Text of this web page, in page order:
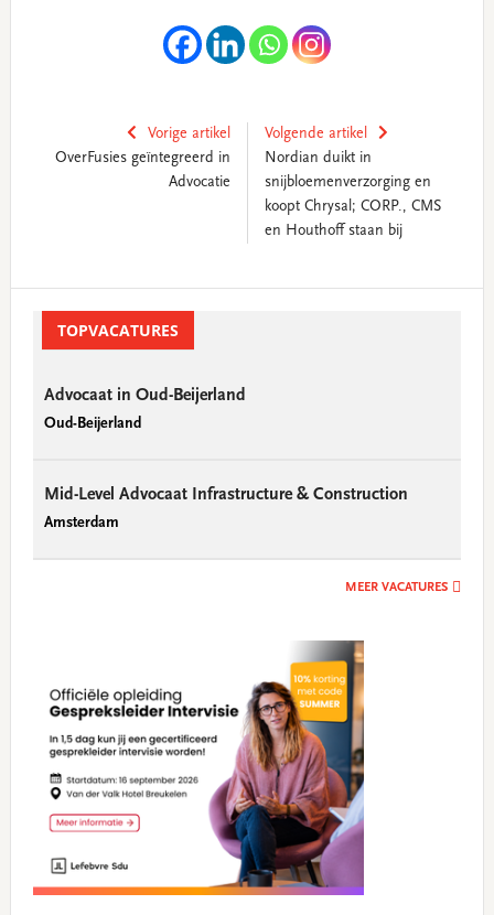
Vorige artikel
OverFusies geïntegreerd in
Advocatie
Volgende artikel
Nordian duikt in
snijbloemenverzorging en
koopt Chrysal; CORP., CMS
en Houthoff staan bij
SidebarTOPVACATURES
Advocaat in Oud-Beijerland
Oud-Beijerland
Mid-Level Advocaat Infrastructure & Construction
Amsterdam
MEER VACATURES